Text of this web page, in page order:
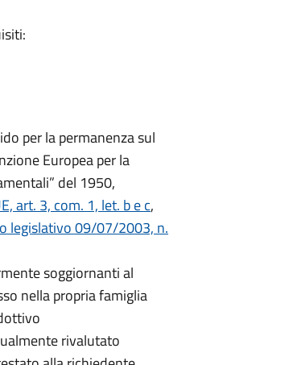
per la permanenza sul
Europea per la
del 1950,
art. 3, com. 1, let. b e c,
legislativo 09/07/2003, n.
soggiornanti al
nella propria famiglia
rivalutato